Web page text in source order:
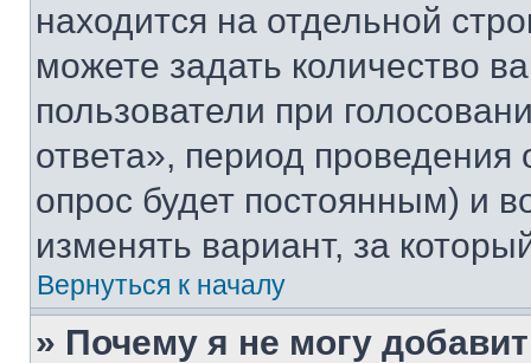
находится на отдельной
можете задать количество
пользователи при
ответа», период проведения
опрос будет постоянным) и
изменять вариант, за
Вернуться к началу
» Почему я не могу